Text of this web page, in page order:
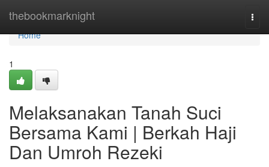
thebookmarknight
Home
Home
1
Melaksanakan Tanah Suci
Bersama Kami | Berkah Haji
Dan Umroh Rezeki